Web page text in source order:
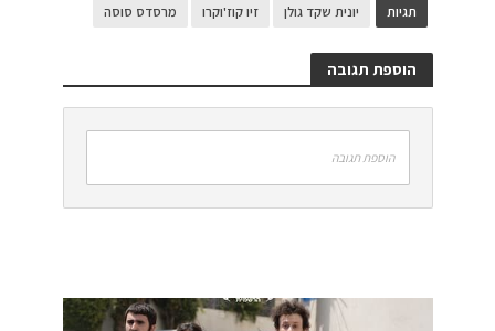
תגיות יונית שקד גולן זיו קוז'וקרו מרסדס סוסה
הוספת תגובה
הוספת תגובה